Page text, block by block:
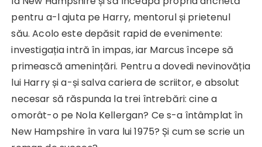
pentru a-l ajuta pe Harry, mentorul și prietenul
său. Acolo este depăsit rapid de evenimente:
investigația intră în impas, iar Marcus începe să
primească amenințări. Pentru a dovedi nevinovăția
lui Harry și a-și salva cariera de scriitor, e absolut
necesar să răspunda la trei întrebări: cine a
omorât-o pe Nola Kellergan? Ce s-a întâmplat în
New Hampshire în vara lui 1975? Și cum se scrie un